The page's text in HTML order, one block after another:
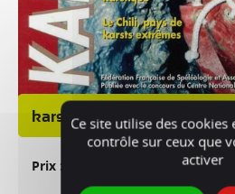
karstologia 24
Prix
Ce site utilise des cookies
contrôle sur ceux que
activer